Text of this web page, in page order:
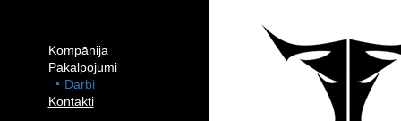
Kompānija
Pakalpojumi
Darbi
Kontakti